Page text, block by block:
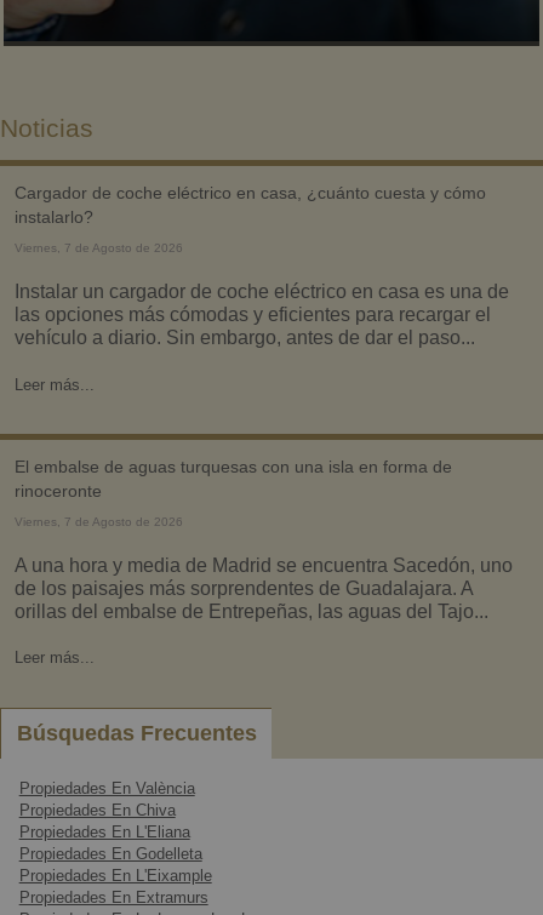
Noticias
cargador de coche eléctrico en casa, ¿cuánto cuesta y cómo
instalarlo?
Viernes, 7 de Agosto de 2026
las opciones más cómodas y eficientes para recargar el
vehículo a diario. Sin embargo, antes de dar el paso...
Leer más...
el embalse de aguas turquesas con una isla en forma de
rinoceronte
Viernes, 7 de Agosto de 2026
A una hora y media de Madrid se encuentra Sacedón, uno
de los paisajes más sorprendentes de Guadalajara. A
orillas del embalse de Entrepeñas, las aguas del Tajo...
Leer más...
Búsquedas Frecuentes
Propiedades En València
Propiedades En Chiva
Propiedades En L'Eliana
Propiedades En Godelleta
Propiedades En L'Eixample
Propiedades En Extramurs